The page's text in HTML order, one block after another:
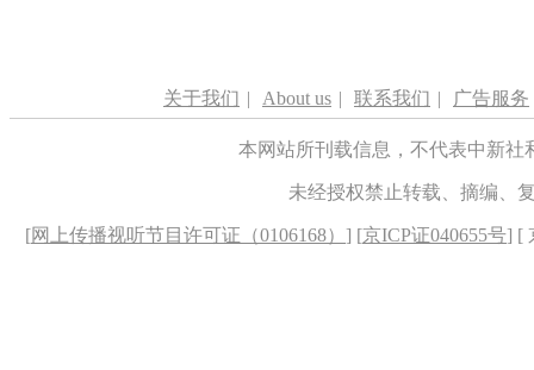
关于我们 | About us | 联系我们 | 广告服务
本网站所刊载信息，不代表中新
未经授权禁止转载、摘编、
[网上传播视听节目许可证（0106168） ] [京ICP证040655号] [